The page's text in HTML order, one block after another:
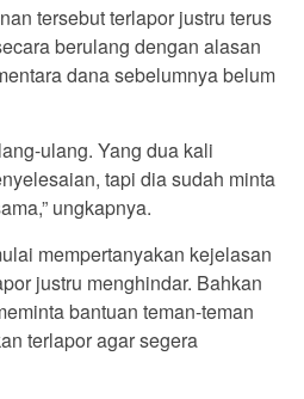
tersebut terlapor justru terus
berulang dengan alasan
dana sebelumnya belum
ulang. Yang dua kali
tapi dia sudah minta
ungkapnya.
mempertanyakan kejelasan
justru menghindar. Bahkan
bantuan teman-teman
terlapor agar segera